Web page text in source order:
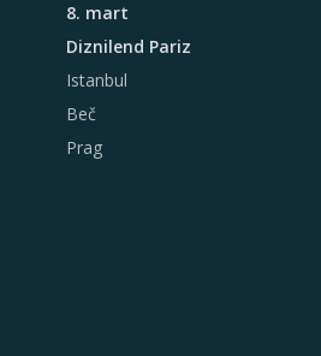
8. mart
Diznilend Pariz
Istanbul
Beč
Prag